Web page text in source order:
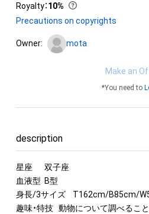
Royalty：10%
Precautions on copyrights
Owner: mota
Make an
*You need to
description
星座	双子座
血液型	B型
身長/3サイズ	T162cm/B85cm/W59cm/H85cm
趣味・特技	動物について調べること ／ドラム